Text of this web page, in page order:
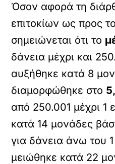
Όσον αφορά τη
επιτοκίων ως προς
σημειώνεται ότι το
δάνεια μέχρι και
αυξήθηκε κατά 8
διαμορφώθηκε στο
από 250.001 μέχρι 1
κατά 14 μονάδες
για δάνεια άνω του
μειώθηκε κατά 22